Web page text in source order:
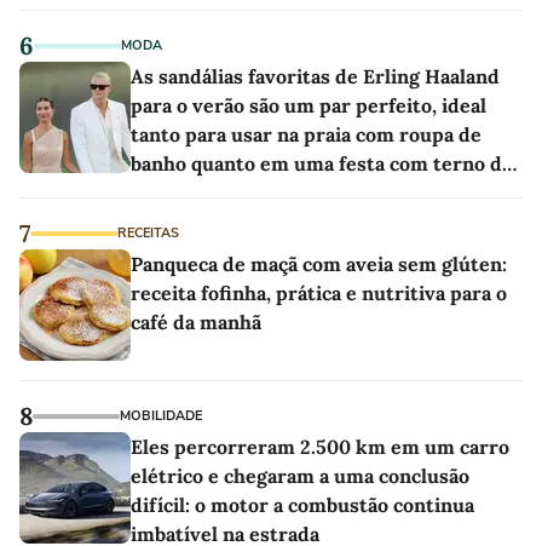
6 MODA
As sandálias favoritas de Erling Haaland
para o verão são um par perfeito, ideal
tanto para usar na praia com roupa de
banho quanto em uma festa com terno de
7 RECEITAS
Panqueca de maçã com aveia sem glúten:
receita fofinha, prática e nutritiva para o
café da manhã
8 MOBILIDADE
Eles percorreram 2.500 km em um carro
elétrico e chegaram a uma conclusão
difícil: o motor a combustão continua
imbatível na estrada